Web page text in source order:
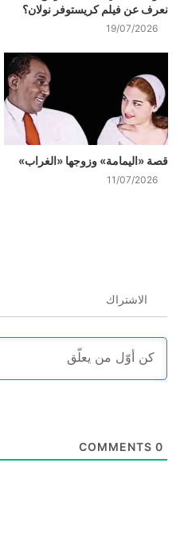
نعرف عن فيلم كريستوفر نولان؟
19/07/2026
قصة «اليمامة» وزوجها «الغراب»
11/07/2026
الاشتراك
0